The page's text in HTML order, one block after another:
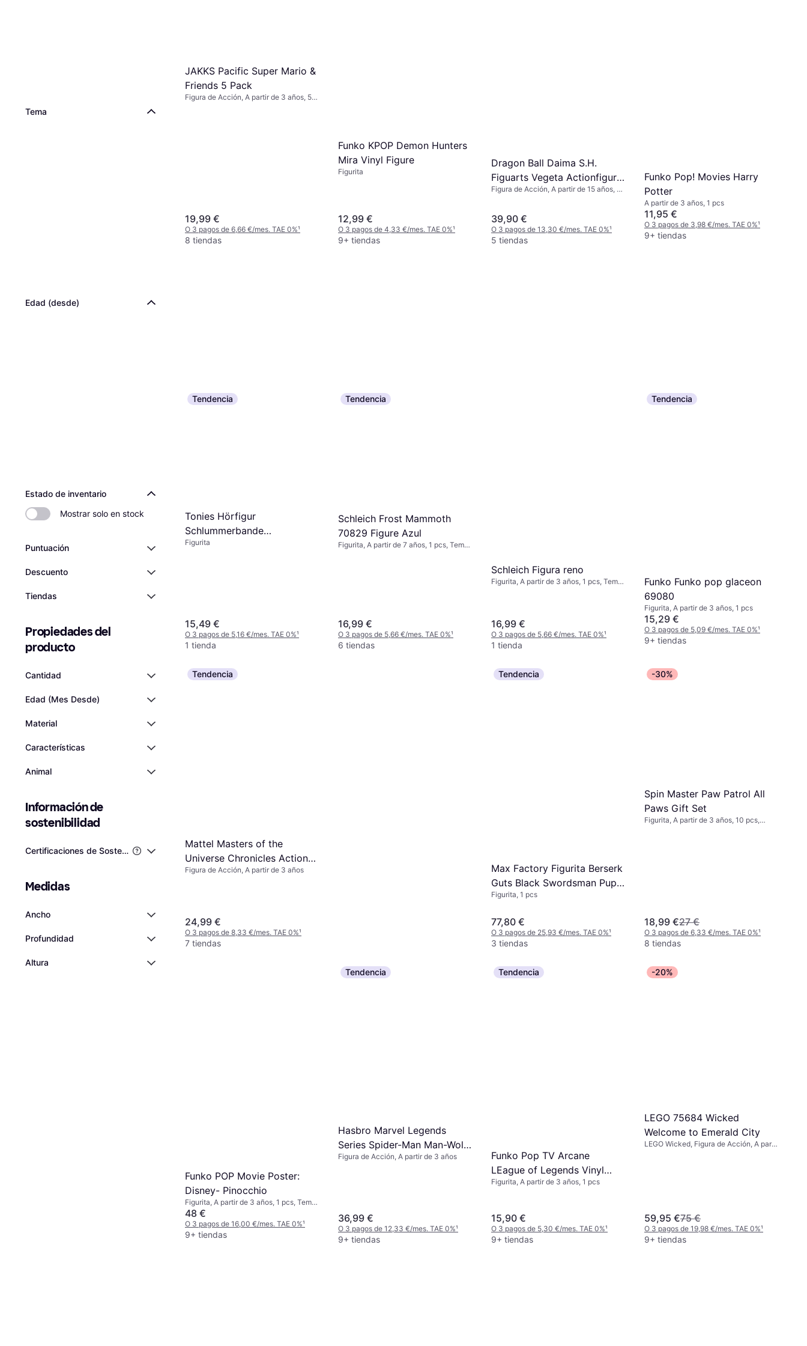
Tema
Edad (desde)
Estado de inventario
Mostrar solo en stock
Puntuación
Descuento
Tiendas
Propiedades del
producto
Cantidad
Edad (Mes Desde)
Material
Características
Animal
Información de
sostenibilidad
Certificaciones de Sostenibilidad de Terceros
Medidas
Ancho
Profundidad
Altura
JAKKS Pacific Super Mario &
Friends 5 Pack
Figura de Acción, A partir de 3 años, 5
19,99 €
O 3 pagos de 6,66 €/mes. TAE 0%¹
8 tiendas
Funko KPOP Demon Hunters
Mira Vinyl Figure
Figurita
12,99 €
O 3 pagos de 4,33 €/mes. TAE 0%¹
9+ tiendas
Dragon Ball Daima S.H.
Figuarts Vegeta Actionfigur
14 cm
Figura de Acción, A partir de 15 años, 1
39,90 €
O 3 pagos de 13,30 €/mes. TAE 0%¹
5 tiendas
Funko Pop! Movies Harry
Potter
A partir de 3 años, 1 pcs
11,95 €
O 3 pagos de 3,98 €/mes. TAE 0%¹
9+ tiendas
Tendencia
Tonies Hörfigur
Schlummerbande
Schlummerwal Mehrfarbig
Figurita
15,49 €
O 3 pagos de 5,16 €/mes. TAE 0%¹
1 tienda
Tendencia
Schleich Frost Mammoth
70829 Figure Azul
Figurita, A partir de 7 años, 1 pcs, Tema:
16,99 €
O 3 pagos de 5,66 €/mes. TAE 0%¹
6 tiendas
Schleich Figura reno
Figurita, A partir de 3 años, 1 pcs, Tema:
16,99 €
O 3 pagos de 5,66 €/mes. TAE 0%¹
1 tienda
Tendencia
Funko Funko pop glaceon
69080
Figurita, A partir de 3 años, 1 pcs
15,29 €
O 3 pagos de 5,09 €/mes. TAE 0%¹
9+ tiendas
Tendencia
Mattel Masters of the
Universe Chronicles Action
Figure Tri-Klops
Figura de Acción, A partir de 3 años
24,99 €
O 3 pagos de 8,33 €/mes. TAE 0%¹
7 tiendas
Tendencia
Max Factory Figurita Berserk
Guts Black Swordsman Pup L
Figuras Pop Up Parade
Figurita, 1 pcs
77,80 €
O 3 pagos de 25,93 €/mes. TAE 0%¹
3 tiendas
-30%
Spin Master Paw Patrol All
Paws Gift Set
Figurita, A partir de 3 años, 10 pcs,
18,99 €27 €
O 3 pagos de 6,33 €/mes. TAE 0%¹
8 tiendas
Funko POP Movie Poster:
Disney- Pinocchio
Figurita, A partir de 3 años, 1 pcs, Tema:
Animal
48 €
O 3 pagos de 16,00 €/mes. TAE 0%¹
9+ tiendas
Tendencia
Hasbro Marvel Legends
Series Spider-Man Man-Wolf
Action Figure 15cm
Figura de Acción, A partir de 3 años
36,99 €
O 3 pagos de 12,33 €/mes. TAE 0%¹
9+ tiendas
Tendencia
Funko Pop TV Arcane
LEague of Legends Vinyl
Figura
Figurita, A partir de 3 años, 1 pcs
15,90 €
O 3 pagos de 5,30 €/mes. TAE 0%¹
9+ tiendas
-20%
LEGO 75684 Wicked
Welcome to Emerald City
LEGO Wicked, Figura de Acción, A partir
59,95 €75 €
O 3 pagos de 19,98 €/mes. TAE 0%¹
9+ tiendas